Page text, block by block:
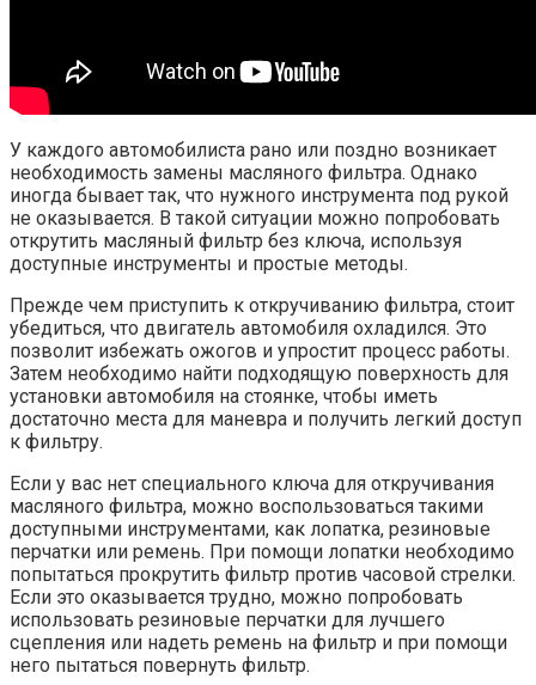
У каждого автомобилиста рано или поздно возникает
необходимость замены масляного фильтра. Однако
иногда бывает так, что нужного инструмента под рукой
не оказывается. В такой ситуации можно попробовать
открутить масляный фильтр без ключа, используя
доступные инструменты и простые методы.
Прежде чем приступить к откручиванию фильтра, стоит
убедиться, что двигатель автомобиля охладился. Это
позволит избежать ожогов и упростит процесс работы.
Затем необходимо найти подходящую поверхность для
установки автомобиля на стоянке, чтобы иметь
достаточно места для маневра и получить легкий доступ
к фильтру.
Если у вас нет специального ключа для откручивания
масляного фильтра, можно воспользоваться такими
доступными инструментами, как лопатка, резиновые
перчатки или ремень. При помощи лопатки необходимо
попытаться прокрутить фильтр против часовой стрелки.
Если это оказывается трудно, можно попробовать
использовать резиновые перчатки для лучшего
сцепления или надеть ремень на фильтр и при помощи
него пытаться повернуть фильтр.